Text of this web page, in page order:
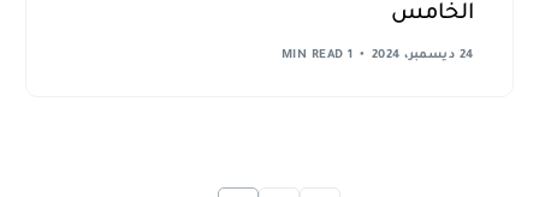
الخامس
24 ديسمبر، 2024 1 MIN READ